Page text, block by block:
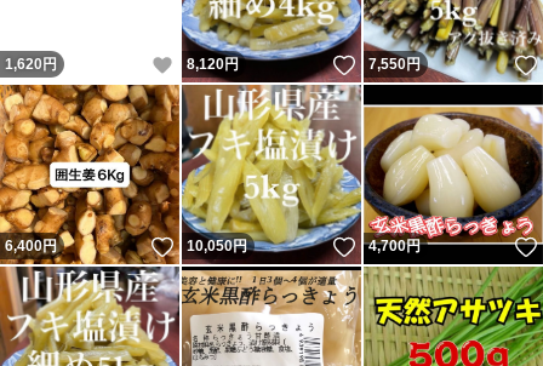
1,620 円 いいね！
8,120円 いいね！
7,550円
6,400円 いいね！
10,050円 いいね！
4,700円